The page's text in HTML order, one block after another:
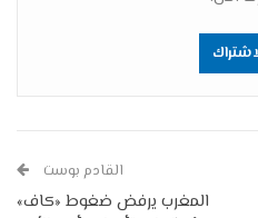
القادم بوست
المغرب يرفض ضغوط «كاف»